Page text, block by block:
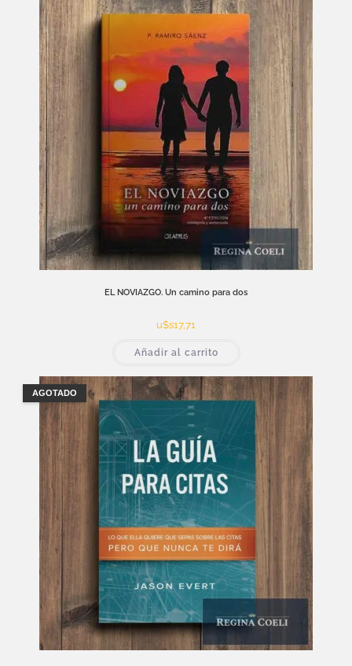
EL NOVIAZGO. Un camino para dos
u$s17,71
Añadir al carrito
AGOTADO